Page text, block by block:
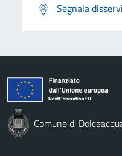
Segnala
Comune di